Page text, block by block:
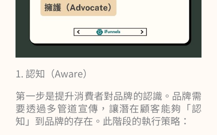
1. 認知（Aware）
第一步是提升消費者對品牌的認識。品牌需
要透過多管道宣傳，讓潛在顧客能夠「認
知」到品牌的存在。此階段的執行策略：